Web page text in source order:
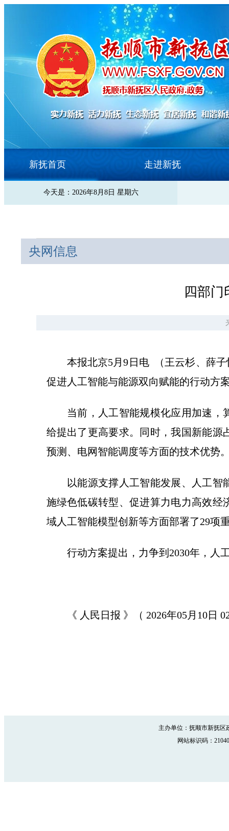
新抚首页 走进新抚
今天是：2026年8月8日 星期六
央网信息
四部
本报北京5月9日电 （王云杉、薛子
促进人工智能与能源双向赋能的行动方
当前，人工智能规模化应用加速，算
给提出了更高要求。同时，我国新能
预测、电网智能调度等方面的技术优势
以能源支撑人工智能发展、人工智能
施绿色低碳转型、促进算力电力高效
域人工智能模型创新等方面部署了29项
行动方案提出，力争到2030年，人工
《 人民日报 》（ 2026年05月10日
主办单位：抚顺市新抚
网站标识码：